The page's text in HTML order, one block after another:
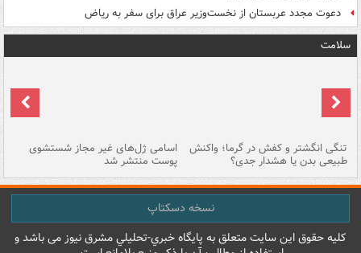
دعوت مجدد عربستان از نخست‌وزیر عراق برای سفر به ریاض
سلامت
تنگی انگشتر و کفش در گرما؛ واکنش
طبیعی بدن یا هشدار جدی؟
اسامی ژل‌های غیر مجاز شستشوی
پوست منتشر شد
نسخه دسکتاپ
کليه حقوق اين سايت متعلق به پایگاه خبري-تحليلي مشرق نيوز می باشد و